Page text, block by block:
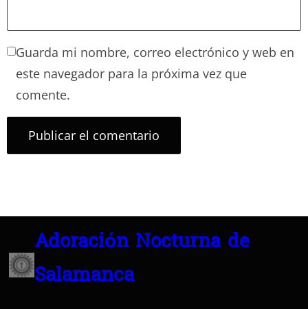
Guarda mi nombre, correo electrónico y web en
este navegador para la próxima vez que
comente.
Adoración Nocturna de
Salamanca